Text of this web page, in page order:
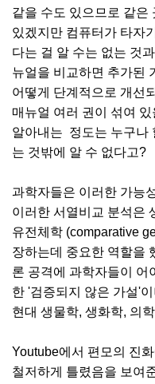
같을 수도 있으므로 같은
있겠지만 컴퓨터가 타자
다는 걸 알 수는 없는 것
뉴얼을 비교하면 추가된
어떻게 단계적으로 개선
매뉴얼 여러 권이 섞여
알아내는 정도는 누구나
는 것밖에 알 수 없다고?
과학자들은 이러한 가능
이러한 서열비교 분석은
유전체학 (comparative
장하는데 중요한 역할을
론 공격에 과학자들이 어
한 '검증되지 않은 가설'
현대 생물학, 생화학, 의
Youtube에서 편모의 진
철저하게 틀렸음을 보여